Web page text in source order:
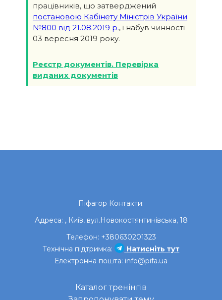
працівників, що затверджений
постановою Кабінету Міністрів України
№800 від 21.08.2019 р., і набув чинності
03 вересня 2019 року.
Реєстр документів. Перевірка
виданих документів
Піфагор Контакти:
Адреса: , Київ, вул.Новокостянтинівська, 18
Телефон: +380630201323
Технічна підтримка:
Натисніть тут
Електронна пошта: info@pifa.ua
Каталог тренінгів